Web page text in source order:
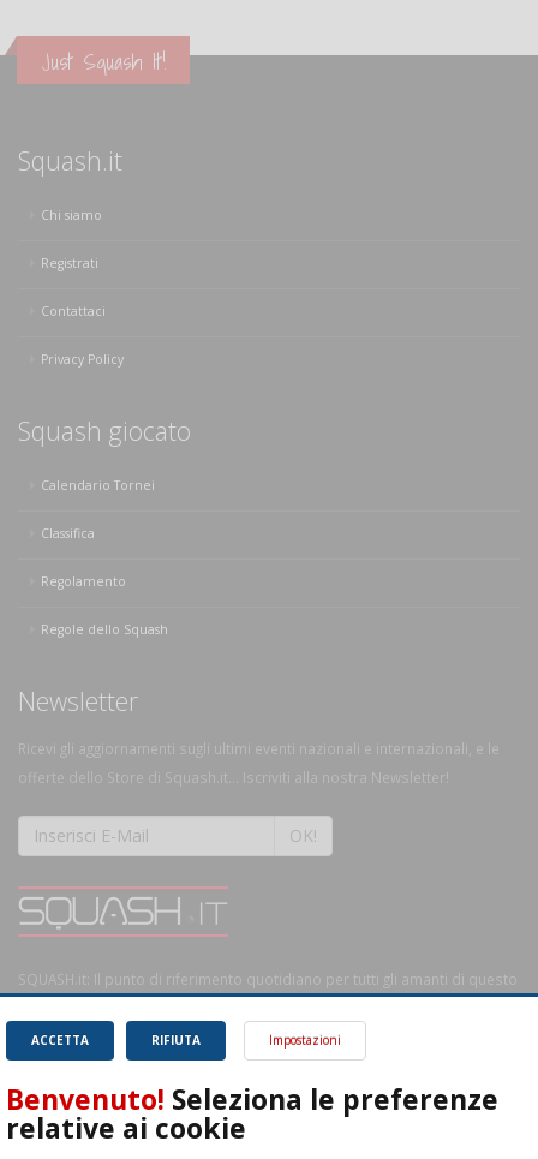
Just Squash It!
Squash.it
Chi siamo
Registrati
Contattaci
Privacy Policy
Squash giocato
Calendario Tornei
Classifica
Regolamento
Regole dello Squash
Newsletter
Ricevi gli aggiornamenti sugli ultimi eventi nazionali e internazionali, e le
offerte dello Store di Squash.it... Iscriviti alla nostra Newsletter!
OK!
SQUASH.it: Il punto di riferimento quotidiano per tutti gli amanti di questo
RIFIUTA
ACCETTA Impostazioni
Benvenuto! Seleziona le preferenze
relative ai cookie